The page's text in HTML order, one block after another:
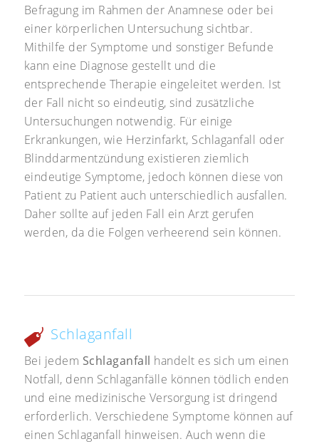
Befragung im Rahmen der Anamnese oder bei
einer körperlichen Untersuchung sichtbar.
Mithilfe der Symptome und sonstiger Befunde
kann eine Diagnose gestellt und die
entsprechende Therapie eingeleitet werden. Ist
der Fall nicht so eindeutig, sind zusätzliche
Untersuchungen notwendig. Für einige
Erkrankungen, wie Herzinfarkt, Schlaganfall oder
Blinddarmentzündung existieren ziemlich
eindeutige Symptome, jedoch können diese von
Patient zu Patient auch unterschiedlich ausfallen.
Daher sollte auf jeden Fall ein Arzt gerufen
werden, da die Folgen verheerend sein können.
Schlaganfall
Bei jedem Schlaganfall handelt es sich um einen
Notfall, denn Schlaganfälle können tödlich enden
und eine medizinische Versorgung ist dringend
erforderlich. Verschiedene Symptome können auf
einen Schlaganfall hinweisen. Auch wenn die